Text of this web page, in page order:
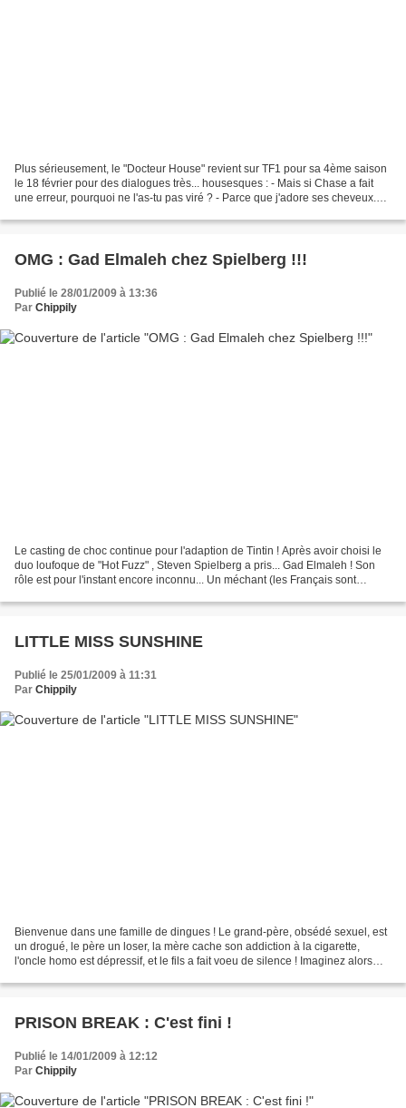
Plus sérieusement, le "Docteur House" revient sur TF1 pour sa 4ème saison
le 18 février pour des dialogues très... housesques : - Mais si Chase a fait
une erreur, pourquoi ne l'as-tu pas viré ? - Parce que j'adore ses cheveux.
OMG : Gad Elmaleh chez Spielberg !!!
Publié le 28/01/2009 à 13:36
Par Chippily
Le casting de choc continue pour l'adaption de Tintin ! Après avoir choisi le
duo loufoque de "Hot Fuzz" , Steven Spielberg a pris... Gad Elmaleh ! Son
rôle est pour l'instant encore inconnu... Un méchant (les Français sont
LITTLE MISS SUNSHINE
Publié le 25/01/2009 à 11:31
Par Chippily
Bienvenue dans une famille de dingues ! Le grand-père, obsédé sexuel, est
un drogué, le père un loser, la mère cache son addiction à la cigarette,
l'oncle homo est dépressif, et le fils a fait voeu de silence ! Imaginez alors
PRISON BREAK : C'est fini !
Publié le 14/01/2009 à 12:12
Par Chippily